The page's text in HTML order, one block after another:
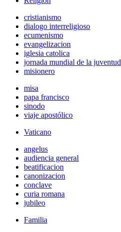
cristianismo
dialogo interreligioso
ecumenismo
evangelizacion
iglesia catolica
jornada mundial de la juventud
misionero
misa
papa francisco
sinodo
viaje apostólico
Vaticano
angelus
audiencia general
beatificacion
canonizacion
conclave
curia romana
jubileo
Familia